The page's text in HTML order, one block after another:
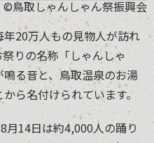
©鳥取しゃんしゃん祭振興会
20万人もの見物人が訪れ
りの名称「しゃんしゃ
る音と、鳥取温泉のお湯
ら名付けられています。
月14日は約4,000人の踊り